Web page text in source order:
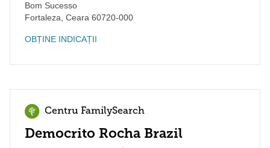
Bom Sucesso
Fortaleza Ceara 60720-000
OBȚINE INDICAȚII
Centru FamilySearch
Democrito Rocha Brazil